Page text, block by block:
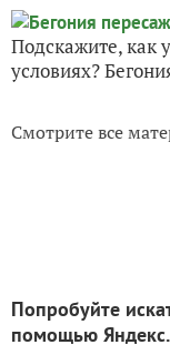
Подскажите, как
условиях?
Смотрите все
Попробуйте
помощью